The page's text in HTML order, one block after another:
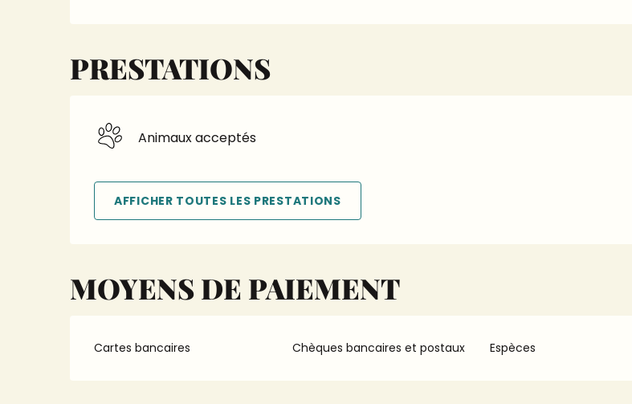
PRESTATIONS
Animaux acceptés
AFFICHER TOUTES LES PRESTATIONS
MOYENS DE PAIEMENT
Cartes bancaires Chèques bancaires et postaux Espèces